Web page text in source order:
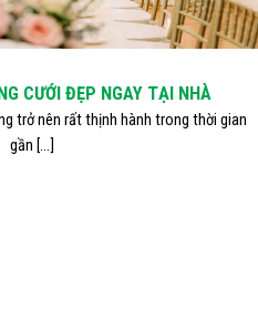
CƯỚI ĐẸP NGAY TẠI NHÀ
trở nên rất thịnh hành trong thời gian
gần [...]